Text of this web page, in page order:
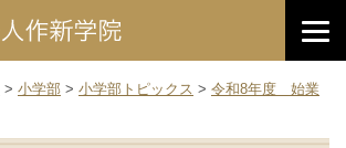
> 小学部 > 小学部トピックス > 令和8年度 始業